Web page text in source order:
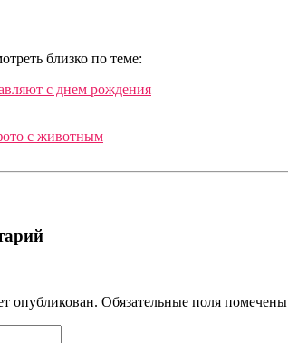
близко по теме:
с днем рождения
с животным
опубликован. Обязательные поля помечены